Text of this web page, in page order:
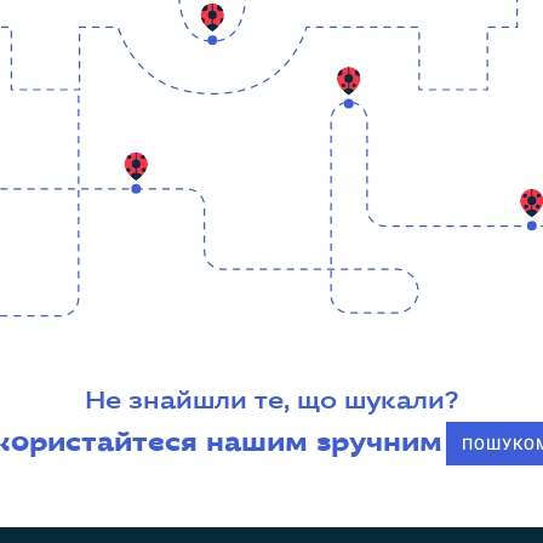
Не знайшли те, що шукали?
нашим зручним